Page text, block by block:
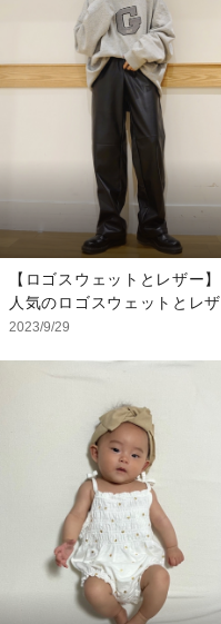
【モデル着用サイズ】
★身長108cm/体重16kg★
ワンピース：5YRS/110cm
【ロゴスウェットとレザー】
人気のロゴスウェットとレザ
ーパンツを合わせて、 シン
【スタッフ着用サイズ】
トップス：XL
インナー：XXS
ボトムス：XXS
2023/9/29